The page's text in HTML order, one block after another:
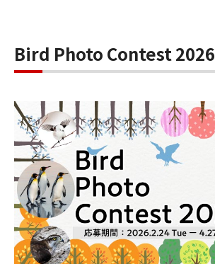
Bird Photo Contest 2026